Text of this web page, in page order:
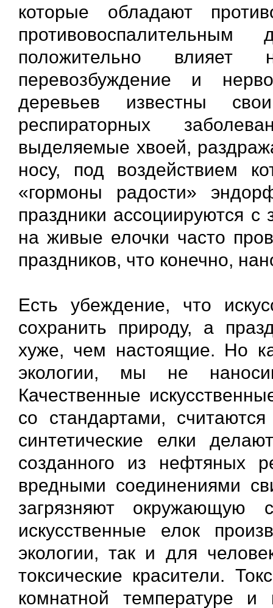
которые обладают
положительно
перевозбуждение и
деревьев известны
респираторных
выделяемые хвоей,
носу, под воздействием
«гормоны радости»
праздники ассоциируются
на живые елочки часто
праздников, что конечно,
Есть убеждение, что
сохранить природу, а
хуже, чем настоящие. Но
экологии, мы не
Качественные
со стандартами,
синтетические елки
созданного из нефтяных
вредными соединениями
загрязняют
искусственные елок
экологии, так и для
токсические красители.
комнатной температуре и